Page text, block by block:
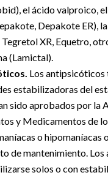
el ácido valproico,
Depakote ER),
XR, Equetro,
(Lamictal).
Los antipsicóticos
estabilizadoras del
sido aprobados por la
y Medicamentos de
o hipomaníacas
de mantenimiento.
solos o con